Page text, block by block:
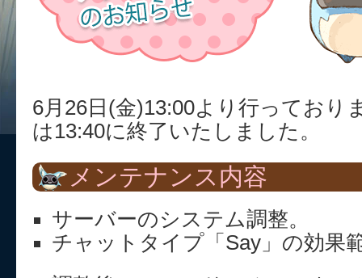
6月26日(金)13:00より行っており
は13:40に終了いたしました。
メンテナンス内容
サーバーのシステム調整。
チャットタイプ「Say」の効果